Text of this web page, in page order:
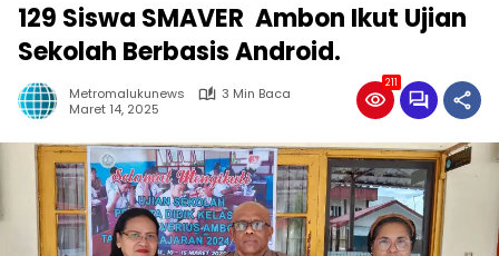
129 Siswa SMAVER Ambon Ikut Ujian
Sekolah Berbasis Android.
Metromalukunews
3 Min Baca
Maret 14, 2025
211